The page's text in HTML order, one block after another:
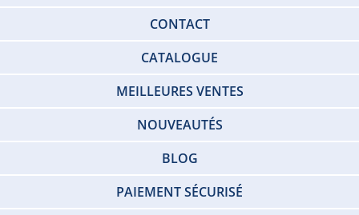
CONTACT
CATALOGUE
MEILLEURES VENTES
NOUVEAUTÉS
BLOG
PAIEMENT SÉCURISÉ